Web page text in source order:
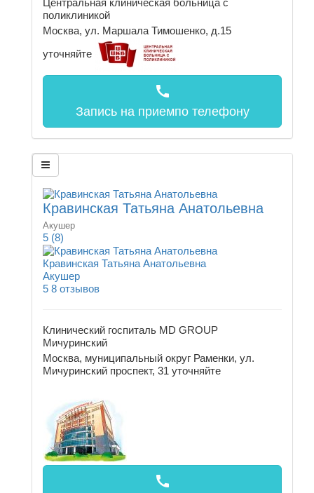
Центральная клиническая больница с
поликлиникой
Москва, ул. Маршала Тимошенко, д.15
уточняйте
call
Запись на приемпо телефону
Кравинская Татьяна Анатольевна
Акушер
5 (8)
Кравинская Татьяна Анатольевна
Акушер
5 8 отзывов
Клинический госпиталь MD GROUP
Мичуринский
Москва, муниципальный округ Раменки, ул.
Мичуринский проспект, 31 уточняйте
call